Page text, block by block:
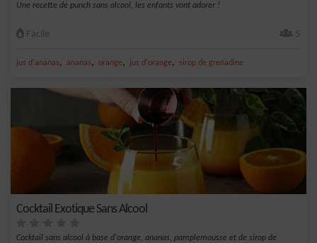
Une recette de punch sans alcool, les enfants vont adorer !
Facile 5
jus d'ananas, ananas, orange, jus d'orange, sirop de grenadine
Cocktail Exotique Sans Alcool
Cocktail sans alcool à base d'orange, ananas, pamplemousse et de sirop de